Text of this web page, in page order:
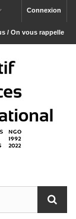
Connexion
/ On vous rappelle